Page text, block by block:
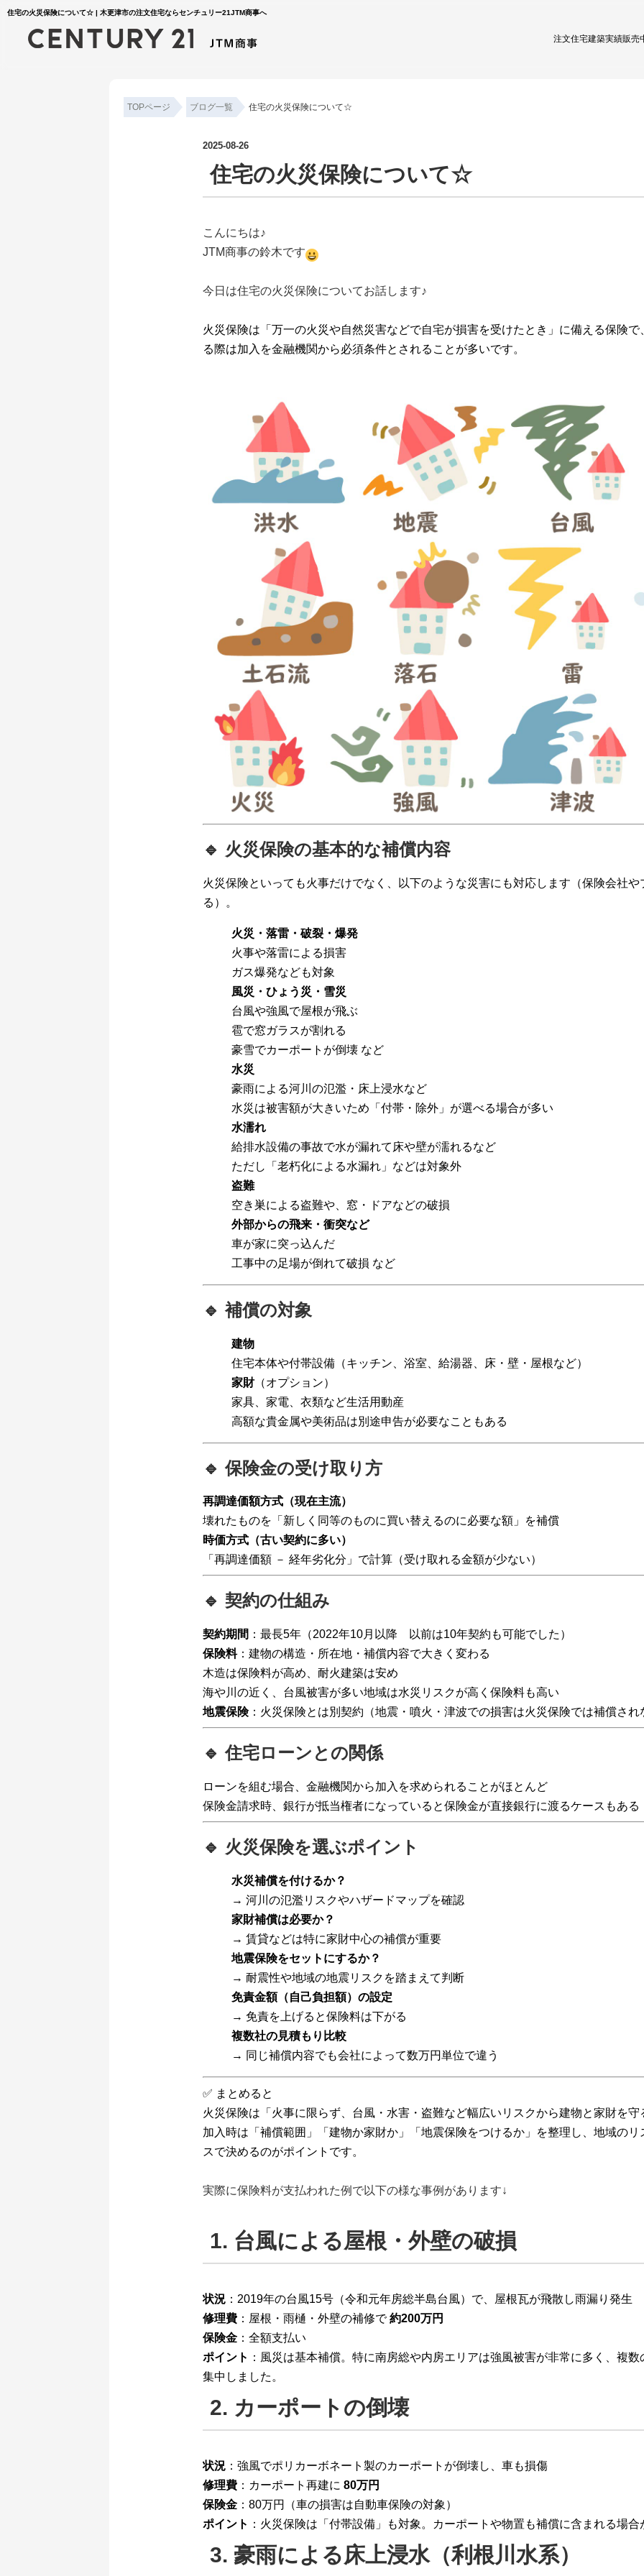
住宅の火災保険について☆ | 木更津市の注文住宅ならセンチュリー21JTM商事へ
注文住宅建築実績販売
TOPページ ブログ一覧 住宅の火災保険について☆
2025-08-26
住宅の火災保険について☆
こんにちは♪
JTM商事の鈴木です
今日は住宅の火災保険についてお話します♪
火災保険は「万一の火災や自然災害などで自宅が損害を受けたとき」に備える保険
る際は加入を金融機関から必須条件とされることが多いです。
🔹 火災保険の基本的な補償内容
火災保険といっても火事だけでなく、以下のような災害にも対応します（保険会社
る）。
火災・落雷・破裂・爆発
火事や落雷による損害
ガス爆発なども対象
風災・ひょう災・雪災
台風や強風で屋根が飛ぶ
雹で窓ガラスが割れる
豪雪でカーポートが倒壊 など
水災
豪雨による河川の氾濫・床上浸水など
水災は被害額が大きいため「付帯・除外」が選べる場合が多い
水濡れ
給排水設備の事故で水が漏れて床や壁が濡れるなど
ただし「老朽化による水漏れ」などは対象外
盗難
空き巣による盗難や、窓・ドアなどの破損
外部からの飛来・衝突など
車が家に突っ込んだ
工事中の足場が倒れて破損 など
🔹 補償の対象
建物
住宅本体や付帯設備（キッチン、浴室、給湯器、床・壁・屋根など）
家財（オプション）
家具、家電、衣類など生活用動産
高額な貴金属や美術品は別途申告が必要なこともある
🔹 保険金の受け取り方
再調達価額方式（現在主流）
壊れたものを「新しく同等のものに買い替えるのに必要な額」を補償
時価方式（古い契約に多い）
「再調達価額 － 経年劣化分」で計算（受け取れる金額が少ない）
🔹 契約の仕組み
契約期間 ：最長5年（2022年10月以降 以前は10年契約も可能でした）
保険料：建物の構造・所在地・補償内容で大きく変わる
木造は保険料が高め、耐火建築は安め
海や川の近く、台風被害が多い地域は水災リスクが高く保険料も高い
地震保険：火災保険とは別契約（地震・噴火・津波での損害は火災保険では補償され
🔹 住宅ローンとの関係
ローンを組む場合、金融機関から加入を求められることがほとんど
保険金請求時、銀行が抵当権者になっていると保険金が直接銀行に渡るケースもある
🔹 火災保険を選ぶポイント
水災補償を付けるか？
→ 河川の氾濫リスクやハザードマップを確認
家財補償は必要か？
→ 賃貸などは特に家財中心の補償が重要
地震保険をセットにするか？
→ 耐震性や地域の地震リスクを踏まえて判断
免責金額（自己負担額）の設定
→ 免責を上げると保険料は下がる
複数社の見積もり比較
→ 同じ補償内容でも会社によって数万円単位で違う
✅ まとめると
火災保険は「火事に限らず、台風・水害・盗難など幅広いリスクから建物と家財を守
加入時は「補償範囲」「建物か家財か」「地震保険をつけるか」を整理し、地域の
スで決めるのがポイントです。
実際に保険料が支払われた例で以下の様な事例があります↓
1. 台風による屋根・外壁の破損
状況 ：2019年の台風15号（令和元年房総半島台風）で、屋根瓦が飛散し雨漏り発生
修理費 ：屋根・雨樋・外壁の補修で約200万円
保険金 ：全額支払い
ポイント ：風災は基本補償。特に南房総や内房エリアは強風被害が非常に多く、複
集中しました。
2. カーポートの倒壊
状況 ：強風でポリカーボネート製のカーポートが倒壊し、車も損傷
修理費 ：カーポート再建に 80万円
保険金 ：80万円（車の損害は自動車保険の対象）
ポイント ：火災保険は「付帯設備」も対象。カーポートや物置も補償に含まれる場合
3. 豪雨による床上浸水（利根川水系）